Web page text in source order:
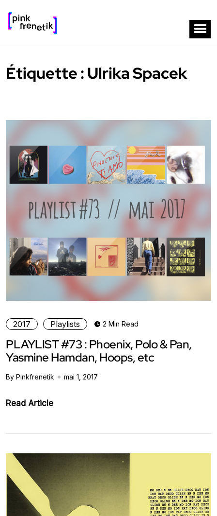
Étiquette :Ulrika Spacek
2017 Playlists 2 Min Read
PLAYLIST #73 : Phoenix, Polo & Pan,
Yasmine Hamdan, Hoops, etc
By Pinkfrenetik mai 1, 2017
Read Article